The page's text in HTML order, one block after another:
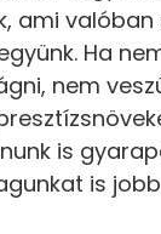
ami
Ha
nem
is
is